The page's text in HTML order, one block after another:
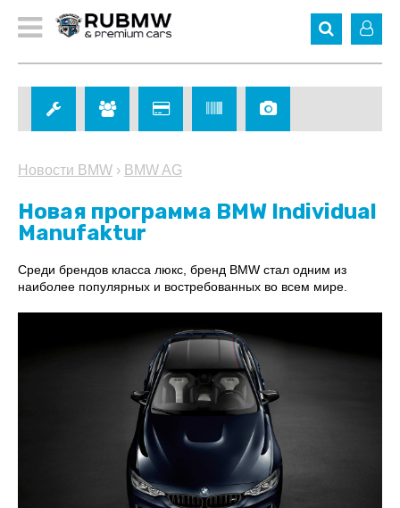
Новости BMW › BMW AG
Новая программа BMW Individual
Manufaktur
Среди брендов класса люкс, бренд BMW стал одним из
наиболее популярных и востребованных во всем мире.